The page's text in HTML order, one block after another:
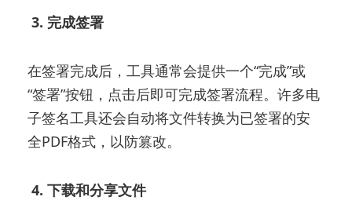
3. 完成签署
在签署完成后，工具通常会提供一个“完成”或
“签署”按钮，点击后即可完成签署流程。许多电
子签名工具还会自动将文件转换为已签署的安
全PDF格式，以防篡改。
4. 下载和分享文件